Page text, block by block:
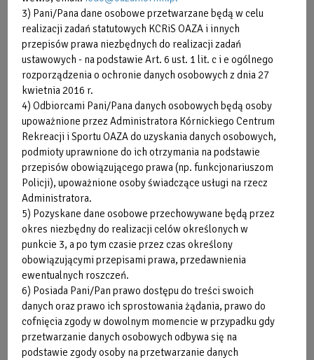
BODYPUMP ® - WZMACNIAJĄCE
To intensywny trening, przy użyciu gryfu z obciążeniem.
Głównym celem zajęć jest wzmocnienie i wysmuklenie
mięśni. Każdy utwór muzyczny jest dopasowany do
konkretnego ćwiczenia, w którym koncentrujemy się na
poszczególnych partiach mięśniowych.
Na zajęcia zapraszają:
3) Pani/Pana dane osobowe przetwarzane będą w celu
realizacji zadań statutowych KCRiS OAZA i innych
przepisów prawa niezbędnych do realizacji zadań
ustawowych - na podstawie Art. 6 ust. 1 lit. c i e ogólnego
rozporządzenia o ochronie danych osobowych z dnia 27
kwietnia 2016 r.
4) Odbiorcami Pani/Pana danych osobowych będą osoby
upoważnione przez Administratora Kórnickiego Centrum
Rekreacji i Sportu OAZA do uzyskania danych osobowych,
podmioty uprawnione do ich otrzymania na podstawie
przepisów obowiązującego prawa (np. funkcjonariuszom
Policji), upoważnione osoby świadczące usługi na rzecz
Administratora.
5) Pozyskane dane osobowe przechowywane będą przez
okres niezbędny do realizacji celów określonych w
punkcie 3, a po tym czasie przez czas określony
obowiązującymi przepisami prawa, przedawnienia
ewentualnych roszczeń.
6) Posiada Pani/Pan prawo dostępu do treści swoich
danych oraz prawo ich sprostowania żądania, prawo do
cofnięcia zgody w dowolnym momencie w przypadku gdy
przetwarzanie danych osobowych odbywa się na
podstawie zgody osoby na przetwarzanie danych